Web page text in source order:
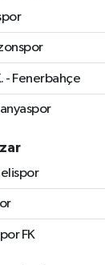
- Fenerbahçe
FK